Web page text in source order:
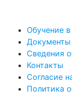
Обучение
Документы
Сведения
Контакты
Согласие
Политика